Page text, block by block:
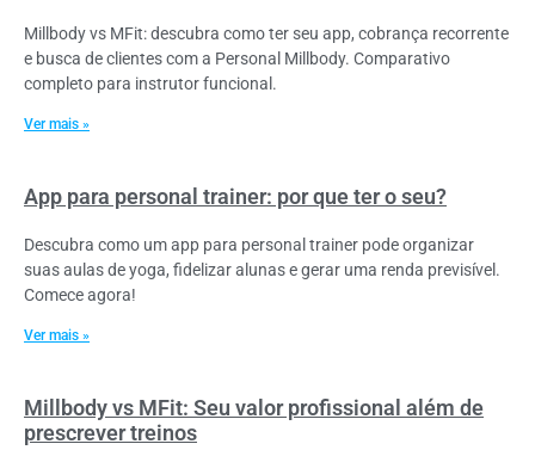
Millbody vs MFit: descubra como ter seu app, cobrança recorrente
e busca de clientes com a Personal Millbody. Comparativo
completo para instrutor funcional.
Ver mais »
App para personal trainer: por que ter o seu?
Descubra como um app para personal trainer pode organizar
suas aulas de yoga, fidelizar alunas e gerar uma renda previsível.
Comece agora!
Ver mais »
Millbody vs MFit: Seu valor profissional além de
prescrever treinos